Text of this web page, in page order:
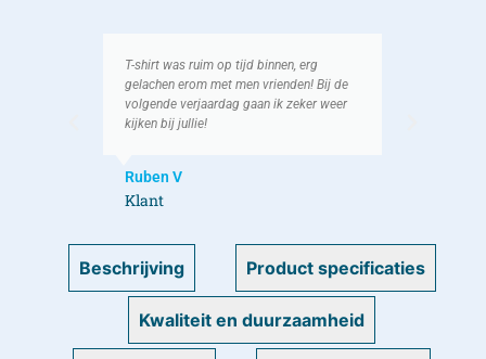
T-shirt was ruim op tijd binnen, erg
gelachen erom met men vrienden! Bij de
volgende verjaardag gaan ik zeker weer
kijken bij jullie!
Ruben V
Klant
Beschrijving Product specificaties
Kwaliteit en duurzaamheid